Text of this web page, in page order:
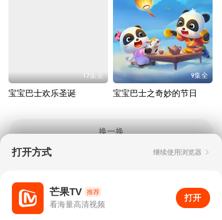
17集全
宝宝巴士欢乐圣诞
9集全
宝宝巴士之奇妙的节日
换一换
1
打开APP
打开方式 继续使用浏览器
芒果TV 推荐
看海量高清视频
打开